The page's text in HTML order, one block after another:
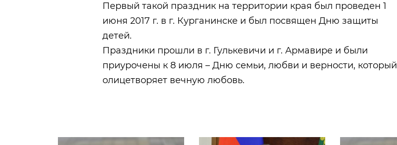
Первый такой праздник на территории края был проведен 1
июня 2017 г. в г. Курганинске и был посвящен Дню защиты
детей.
Праздники прошли в г. Гулькевичи и г. Армавире и были
приурочены к 8 июля – Дню семьи, любви и верности, который
олицетворяет вечную любовь.